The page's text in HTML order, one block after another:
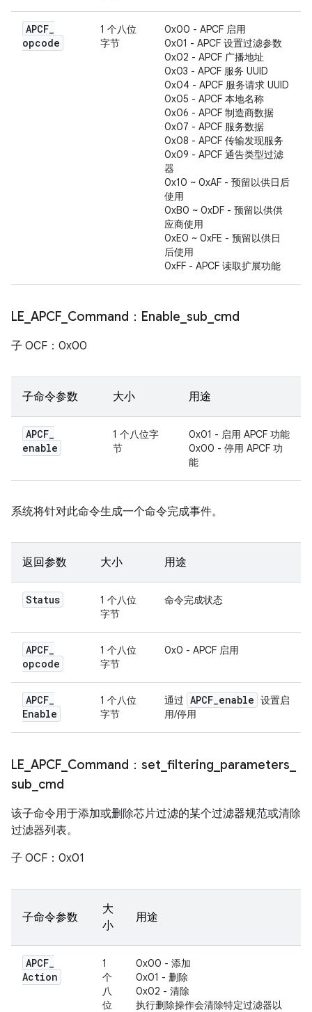
APCF_
opcode
1 个八位
字节
0x00 - APCF 启用
0x01 - APCF 设置过滤参数
0x02 - APCF 广播地址
0x03 - APCF 服务 UUID
0x04 - APCF 服务请求 UUID
0x05 - APCF 本地名称
0x06 - APCF 制造商数据
0x07 - APCF 服务数据
0x08 - APCF 传输发现服务
0x09 - APCF 通告类型过滤
器
0x10 ~ 0xAF - 预留以供日后
使用
0xB0 ~ 0xDF - 预留以供供
应商使用
0xE0 ~ 0xFE - 预留以供日
后使用
0xFF - APCF 读取扩展功能
LE APCF Command：Enable sub cmd
子 OCF：0x00
子命令参数 大小 用途
APCF_
enable
1 个八位字
节
0x01 - 启用 APCF 功能
0x00 - 停用 APCF 功
能
系统将针对此命令生成一个命令完成事件。
返回参数 大小 用途
Status
1 个八位
字节
命令完成状态
APCF_
opcode
1 个八位
字节
0x0 - APCF 启用
APCF_
Enable
1 个八位
字节
通过 APCF_enable 设置启
用/停用
LE APCF Command：set filtering parameters
sub cmd
该子命令用于添加或删除芯片过滤的某个过滤器规范或清除
过滤器列表。
子 OCF：0x01
子命令参数
大
小
用途
APCF_
Action
1
个
八
位
0x00 - 添加
0x01 - 删除
0x02 - 清除
执行删除操作会清除特定过滤器以